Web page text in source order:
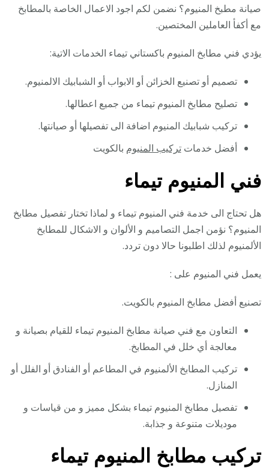
صيانة مطبخ المنيوم؟ نضمن لكم اجود الاعمال الخاصة بالمطابخ
مع أكفأ العاملين المختصين.
يؤدي فني مطابخ المنيوم باكستاني تيماء الخدمات الاتية:
تصميم أو تصنيع الخزائن أو الابواب أو الشبابيك الالمنيوم.
تصليح مطابخ المنيوم تيماء من جميع اعطالها.
تركيب شبابيك المنيوم اضافة الى تفصيلها أو صيانتها.
أفضل خدماتتركيب المنيوم بالكويت
فني المنيوم تيماء
هل تحتاج الى خدمة فني المنيوم تيماء و لماذا تختار تفصيل مطابخ
المنيوم؟ نؤمن اجمل التصاميم و الألوان و الاشكال للمطابخ
الألمنيوم لذلك اطلبونا حالا دون تردد.
يعمل فني المنيوم على :
تصنيع أفضل مطابخ المنيوم بالكويت.
التعاون مع فني صيانة مطابخ المنيوم تيماء للقيام بصيانة و
معالجة أي خلل في المطابخ.
تركيب المطابخ الألمنيوم في المطاعم أو الفنادق أو الفلل أو
المنازل.
تفصيل مطابخ المنيوم تيماء بشكل مميز و من قياسات و
موديلات متنوعة و جذابة.
تركيب مطابخ المنيوم تيماء